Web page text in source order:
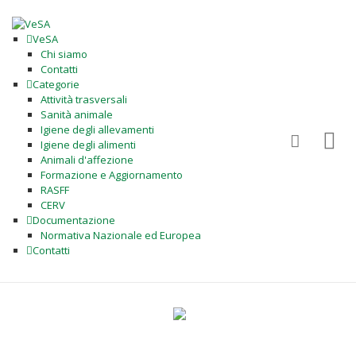
VeSA
Chi siamo
Contatti
Categorie
Attività trasversali
Sanità animale
Igiene degli allevamenti
Igiene degli alimenti
Animali d'affezione
Formazione e Aggiornamento
RASFF
CERV
Documentazione
Normativa Nazionale ed Europea
Contatti